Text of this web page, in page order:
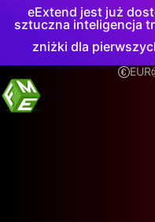
eExtend jest już
sztuczna inteligencja
zniżki dla
EUR